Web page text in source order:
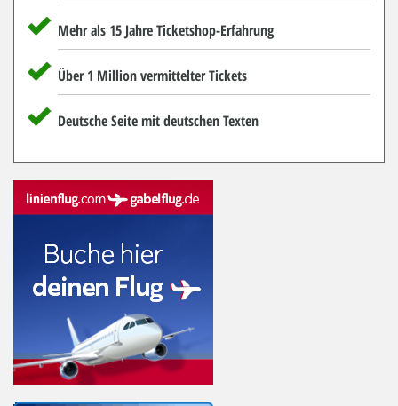
Mehr als 15 Jahre Ticketshop-Erfahrung
Über 1 Million vermittelter Tickets
Deutsche Seite mit deutschen Texten